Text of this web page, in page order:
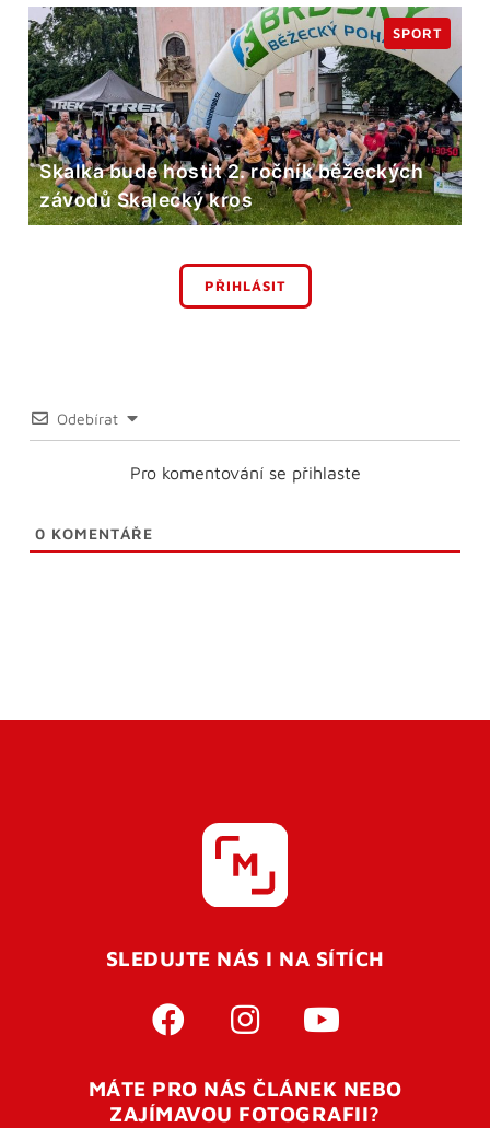
Skalka bude hostit 2. ročník běžeckých
závodů Skalecký kros
SPORT
PŘIHLÁSIT
Odebírat
Pro komentování se přihlaste
0 KOMENTÁŘE
SLEDUJTE NÁS I NA SÍTÍCH
MÁTE PRO NÁS ČLÁNEK NEBO
ZAJÍMAVOU FOTOGRAFII?